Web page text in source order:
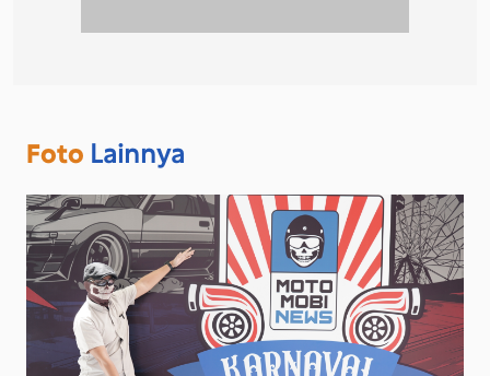
Foto Lainnya